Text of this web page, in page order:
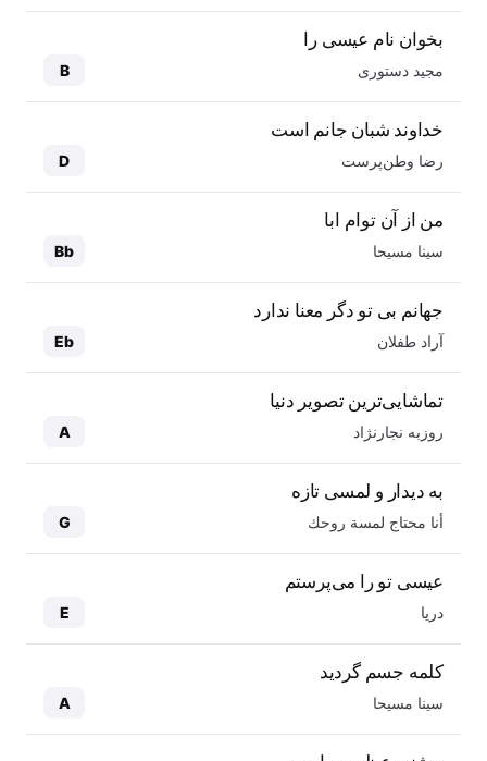
بخوان نام عیسی را
مجید دستوری B
خداوند شبان جانم است
رضا وطن‌پرست D
من از آن توام ابا
سینا مسیحا Bb
جهانم بی تو دگر معنا ندارد
آراد طفلان Eb
تماشایی‌ترین تصویر دنیا
روزبه نجارنژاد A
به دیدار و لمسی تازه
أنا محتاج لمسة روحك G
عیسی تو را می‌پرستم
دریا E
کلمه جسم گردید
سینا مسیحا A